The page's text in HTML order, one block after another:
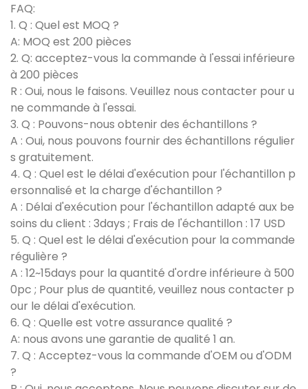
FAQ:
1. Q : Quel est MOQ ?
A: MOQ est 200 pièces
2. Q: acceptez-vous la commande à l'essai inférieure
à 200 pièces
R : Oui, nous le faisons. Veuillez nous contacter pour u
ne commande à l'essai.
3. Q : Pouvons-nous obtenir des échantillons ?
A : Oui, nous pouvons fournir des échantillons régulier
s gratuitement.
4. Q : Quel est le délai d'exécution pour l'échantillon p
ersonnalisé et la charge d'échantillon ?
A : Délai d'exécution pour l'échantillon adapté aux be
soins du client : 3days ; Frais de l'échantillon : 17 USD
5. Q : Quel est le délai d'exécution pour la commande
régulière ?
A : 12~15days pour la quantité d'ordre inférieure à 500
0pc ; Pour plus de quantité, veuillez nous contacter p
our le délai d'exécution.
6. Q : Quelle est votre assurance qualité ?
A: nous avons une garantie de qualité 1 an.
7. Q : Acceptez-vous la commande d'OEM ou d'ODM
?